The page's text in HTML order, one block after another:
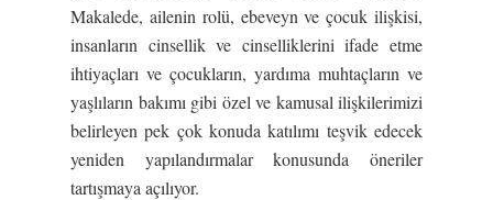
Makalede, ailenin rolü, ebeveyn ve çocuk ilişkisi,
insanların cinsellik ve cinselliklerini ifade etme
ihtiyaçları ve çocukların, yardıma muhtaçların ve
yaşlıların bakımı gibi özel ve kamusal ilişkilerimizi
belirleyen pek çok konuda katılımı teşvik edecek
yeniden yapılandırmalar konusunda öneriler
tartışmaya açılıyor.